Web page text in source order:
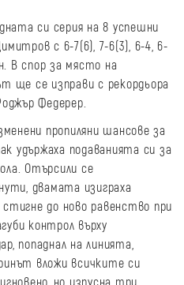
си серия на 8 успешни
с 6-7(6), 7-6(3), 6-4, 6-
В спор за място на
ще се изправи с рекордьора
Федерер.
пропиляни шансове за
удържаха подаванията си за
Отърсили се
двамата изиграха
до ново равенство при
контрол върху
попаднал на линията,
вложи всичките си